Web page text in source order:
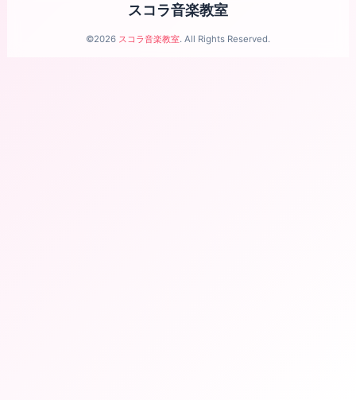
スコラ音楽教室
©2026 スコラ音楽教室. All Rights Reserved.